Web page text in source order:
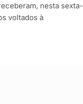
nesta sexta-
voltados à